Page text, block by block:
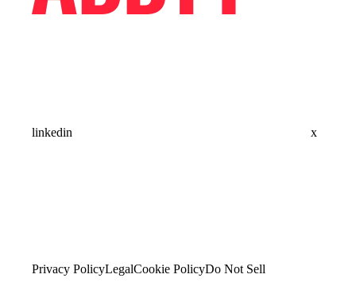
linkedin x
Privacy PolicyLegalCookie PolicyDo Not Sell